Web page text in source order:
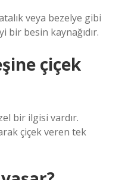
veya bezelye gibi
bir besin kaynağıdır.
çiçek
bir ilgisi vardır.
çiçek veren tek